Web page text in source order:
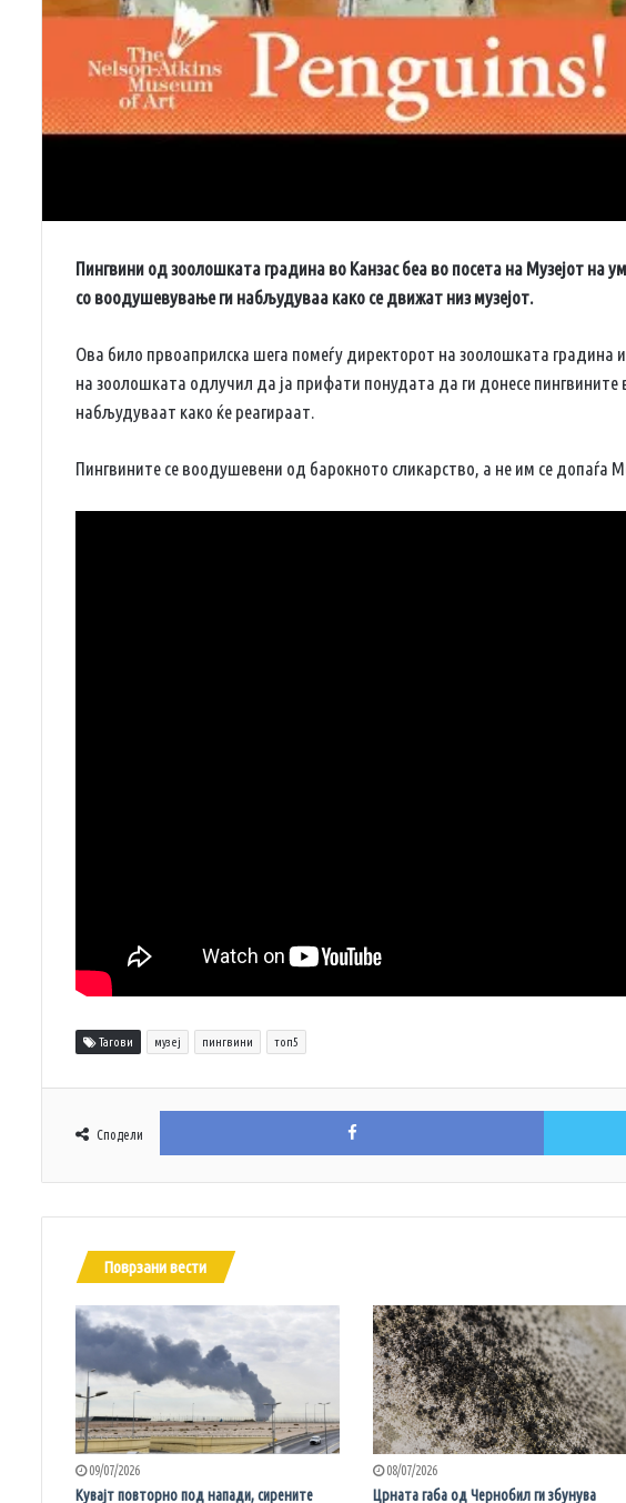
Пингвини од зоолошката градина во Канзас беа во посета на Музејот на
со воодушевување ги набљудуваа како се движат низ музејот.
Ова било првоаприлска шега помеѓу директорот на зоолошката градина
на зоолошката одлучил да ја прифати понудата да ги донесе пингвините
набљудуваат како ќе реагираат.
Пингвините се воодушевени од барокното сликарство, а не им се допаѓа
Тагови музеј пингвини топ5
Сподели
Facebook
Поврзани вести
09/07/2026
Кувајт повторно под напади, сирените
08/07/2026
Црната габа од Чернобил ги збунува